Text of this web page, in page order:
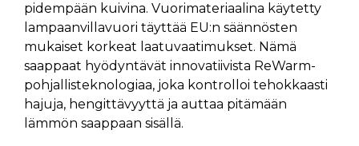
pidempään kuivina. Vuorimateriaalina käytetty
lampaanvillavuori täyttää EU:n säännösten
mukaiset korkeat laatuvaatimukset. Nämä
saappaat hyödyntävät innovatiivista ReWarm-
pohjallisteknologiaa, joka kontrolloi tehokkaasti
hajuja, hengittävyyttä ja auttaa pitämään
lämmön saappaan sisällä.